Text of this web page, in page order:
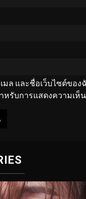
มล และชื่อเว็บไซต์ของ
ำหรับการแสดงความเห็